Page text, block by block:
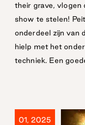
their grave, vlogen
show te stelen!
onderdeel zijn van
hielp met het
techniek. Een
01, 2025